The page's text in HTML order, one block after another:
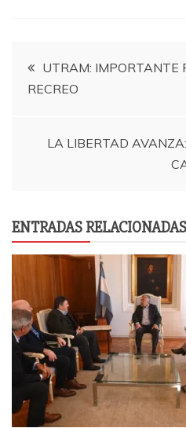
Navegación
de
entradas
UTRAM: IMPORTANTE
RECREO
LA LIBERTAD
ENTRADAS RELACIONADAS